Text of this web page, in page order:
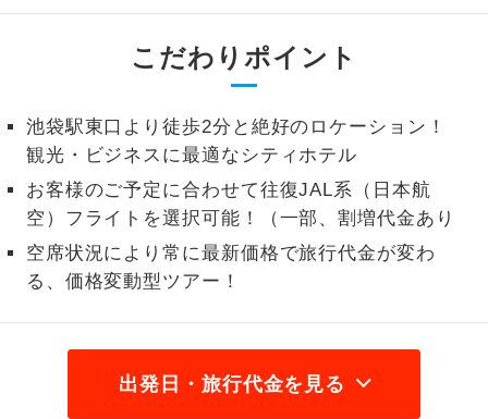
こだわりポイント
池袋駅東口より徒歩2分と絶好のロケーション！
観光・ビジネスに最適なシティホテル
お客様のご予定に合わせて往復JAL系（日本航
空）フライトを選択可能！（一部、割増代金あり
空席状況により常に最新価格で旅行代金が変わ
る、価格変動型ツアー！
出発日・旅行代金を見る
全食事付き
全てのお食事が付いていますので、お食
事の心配はいりません。（機内食を除
お部屋食
お部屋にてゆっくりとお召し上がりいた
だけます。
トラベルイヤ
ホン
周りの音を気にせず、ガイドさんの説明
1名様催行
1名様から出発可能な個人型プランで
2名様から出発可能な個人型プランで
す。